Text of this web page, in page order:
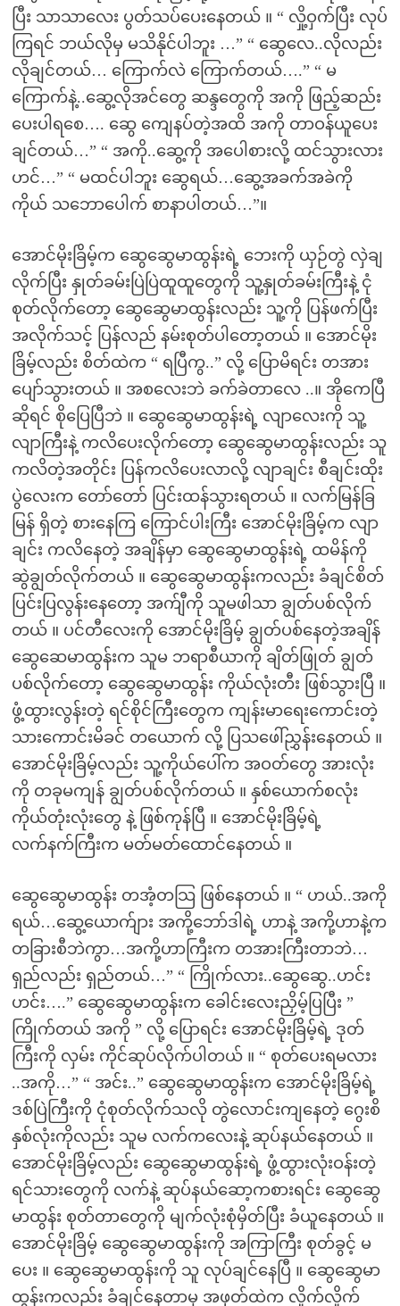
ပြီး သာသာလေး ပွတ်သပ်ပေးနေတယ် ။ “ လှို့ဝှက်ပြီး လုပ်
ကြရင် ဘယ်လိုမှ မသိနိုင်ပါဘူး …” “ ဆွေလေ..လိုလည်း
လိုချင်တယ်… ကြောက်လဲ ကြောက်တယ်….” “ မ
ကြောက်နဲ့..ဆွေ့လိုအင်တွေ ဆန္ဒတွေကို အကို ဖြည့်ဆည်း
ပေးပါရစေ…. ဆွေ ကျေနပ်တဲ့အထိ အကို တာဝန်ယူပေး
ချင်တယ်…” “ အကို..ဆွေ့ကို အပေါစားလို့ ထင်သွားလား
ဟင်…” “ မထင်ပါဘူး ဆွေရယ်…ဆွေ့အခက်အခဲကို
ကိုယ် သဘောပေါက် စာနာပါတယ်…”။
အောင်မိုးခြိမ့်က ဆွေဆွေမာထွန်းရဲ့ ဘေးကို ယှဉ်တွဲ လှဲချ
လိုက်ပြီး နှုတ်ခမ်းပြဲပြဲထူထူတွေကို သူ့နှုတ်ခမ်းကြီးနဲ့ ငုံ
စုတ်လိုက်တော့ ဆွေဆွေမာထွန်းလည်း သူ့ကို ပြန်ဖက်ပြီး
အလိုက်သင့် ပြန်လည် နမ်းစုတ်ပါတော့တယ် ။ အောင်မိုး
ခြိမ့်လည်း စိတ်ထဲက “ ရပြီကွ..” လို့ ပြောမိရင်း တအား
ပျော်သွားတယ် ။ အစလေးဘဲ ခက်ခဲတာလေ ..။ အိုကေပြီ
ဆိုရင် စိုပြေပြီဘဲ ။ ဆွေဆွေမာထွန်းရဲ့ လျာလေးကို သူ့
လျာကြီးနဲ့ ကလိပေးလိုက်တော့ ဆွေဆွေမာထွန်းလည်း သူ
ကလိတဲ့အတိုင်း ပြန်ကလိပေးလာလို့ လျာချင်း စီချင်းထိုး
ပွဲလေးက တော်တော် ပြင်းထန်သွားရတယ် ။ လက်မြန်ခြ
မြန် ရှိတဲ့ စားနေကြ ကြောင်ပါးကြီး အောင်မိုးခြိမ့်က လျာ
ချင်း ကလိနေတဲ့ အချိန်မှာ ဆွေဆွေမာထွန်းရဲ့ ထမိန်ကို
ဆွဲချွတ်လိုက်တယ် ။ ဆွေဆွေမာထွန်းကလည်း ခံချင်စိတ်
ပြင်းပြလွန်းနေတော့ အက်ျီကို သူမဖါသာ ချွတ်ပစ်လိုက်
တယ် ။ ပင်တီလေးကို အောင်မိုးခြိမ့် ချွတ်ပစ်နေတဲ့အချိန်
ဆွေဆေမာထွန်းက သူမ ဘရာစီယာကို ချိတ်ဖြုတ် ချွတ်
ပစ်လိုက်တော့ ဆွေဆွေမာထွန်း ကိုယ်လုံးတီး ဖြစ်သွားပြီ ။
ဖွံ့ထွားလွန်းတဲ့ ရင်စိုင်ကြီးတွေက ကျန်းမာရေးကောင်းတဲ့
သားကောင်းမိခင် တယောက် လို့ ပြသဖေါ်ညွှန်းနေတယ် ။
အောင်မိုးခြိမ့်လည်း သူ့ကိုယ်ပေါ်က အဝတ်တွေ အားလုံး
ကို တခုမကျန် ချွတ်ပစ်လိုက်တယ် ။ နှစ်ယောက်စလုံး
ကိုယ်တုံးလုံးတွေ နဲ့ ဖြစ်ကုန်ပြီ ။ အောင်မိုးခြိမ့်ရဲ့
လက်နက်ကြီးက မတ်မတ်ထောင်နေတယ် ။
ဆွေဆွေမာထွန်း တအံ့တသြ ဖြစ်နေတယ် ။ “ ဟယ်..အကို
ရယ်…ဆွေ့ယောက်ျား အကို့ဘော်ဒါရဲ့ ဟာနဲ့ အကို့ဟာနဲ့က
တခြားစီဘဲကွာ…အကို့ဟာကြီးက တအားကြီးတာဘဲ…
ရှည်လည်း ရှည်တယ်…” “ ကြိုက်လား..ဆွေဆွေ..ဟင်း
ဟင်း….” ဆွေဆွေမာထွန်းက ခေါင်းလေးညှိမ့်ပြပြီး ”
ကြိုက်တယ် အကို ” လို့ ပြောရင်း အောင်မိုးခြိမ့်ရဲ့ ဒုတ်
ကြီးကို လှမ်း ကိုင်ဆုပ်လိုက်ပါတယ် ။ “ စုတ်ပေးရမလား
..အကို…” “ အင်း..” ဆွေဆွေမာထွန်းက အောင်မိုးခြိမ့်ရဲ့
ဒစ်ပြဲကြီးကို ငုံစုတ်လိုက်သလို တွဲလောင်းကျနေတဲ့ ဂွေးစိ
နှစ်လုံးကိုလည်း သူမ လက်ကလေးနဲ့ ဆုပ်နယ်နေတယ် ။
အောင်မိုးခြိမ့်လည်း ဆွေဆွေမာထွန်းရဲ့ ဖွံ့ထွားလုံးဝန်းတဲ့
ရင်သားတွေကို လက်နဲ့ ဆုပ်နယ်ဆော့ကစားရင်း ဆွေဆွေ
မာထွန်း စုတ်တာတွေကို မျက်လုံးစုံမှိတ်ပြီး ခံယူနေတယ် ။
အောင်မိုးခြိမ့် ဆွေဆွေမာထွန်းကို အကြာကြီး စုတ်ခွင့် မ
ပေး ။ ဆွေဆွေမာထွန်းကို သူ လုပ်ချင်နေပြီ ။ ဆွေဆွေမာ
ထွန်းကလည်း ခံချင်နေတာမှ အဖုတ်ထဲက လှိုက်လှိုက်